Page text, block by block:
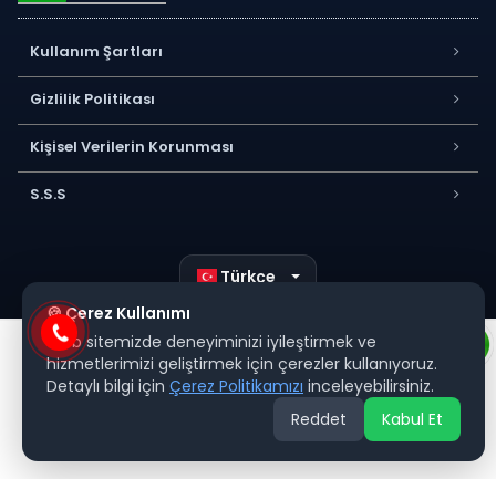
Kullanım Şartları
Gizlilik Politikası
Kişisel Verilerin Korunması
S.S.S
Türkçe
🍪 Çerez Kullanımı
Web sitemizde deneyiminizi iyileştirmek ve
hizmetlerimizi geliştirmek için çerezler kullanıyoruz.
Detaylı bilgi için Çerez Politikamızı inceleyebilirsiniz.
Reddet
Kabul Et